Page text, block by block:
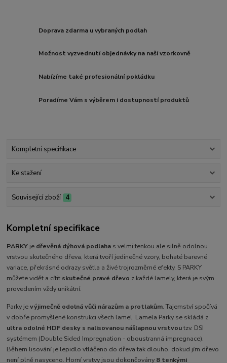
Doprava zdarma u vybraných podlah
Možnost vyzvednutí objednávky na naší vzorkovně
Nabízíme také profesionální pokládku
Poradíme Vám s výběrem i dostupností produktů
Kompletní specifikace
Ke stažení
Související zboží 4
Kompletní specifikace
PARKY je dřevěná dýhová podlaha s velmi tenkou ale silně odolnou
vrstvou skutečného dřeva, která tvoří jedinečné vzory, bohaté barevné
variace, překrásné odrazy světla a živé trojrozměrné efekty. S PARKY
můžete vidět a cítit skutečné pravé dřevo z každé lamely, která je svým
provedením vždy unikátní.
Parky jevýjimečně odolná vůči nárazům a protlakům. Tajemství spočívá
v dobře promyšlené konstrukci všech lamel. Lamela Parky se skládá z
ultra odolné HDF desky s nalisovanou nášlapnou vrstvoutzv. DSI
systémem (Double Sided Impregnation - oboustranná impregnace).
Během lisování je lepidlo vtláčeno do dřeva tak dlouho, dokud jím dřevo
není plně nasyceno. Horní vrstvy jsou dokončovány 8 tenkými